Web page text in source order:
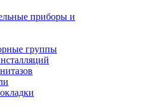
приборы и
группы